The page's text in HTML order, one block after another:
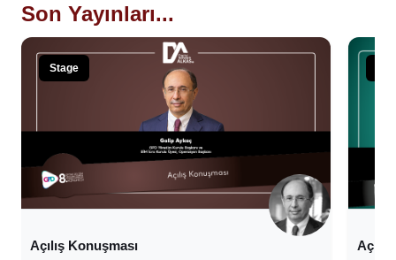
Son Yayınları...
Stage
Açılış Konuşması